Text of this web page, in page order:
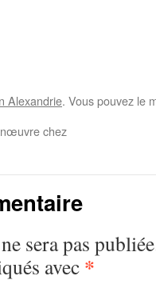
Alexandrie. Vous pouvez le
chez
sera pas
avec *